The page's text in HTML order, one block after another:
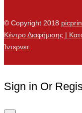
© Copyright 2018
Κέντρο Διαφήμισης |
Ίντερνετ.
Sign in Or